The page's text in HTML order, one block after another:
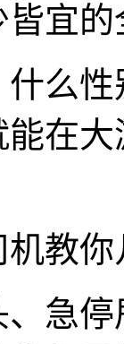
皆宜
么
在
机教
急